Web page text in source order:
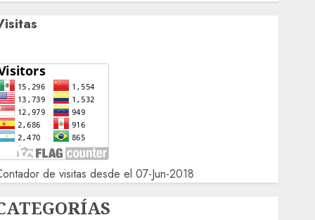
de visitas desde el 07-Jun-2018